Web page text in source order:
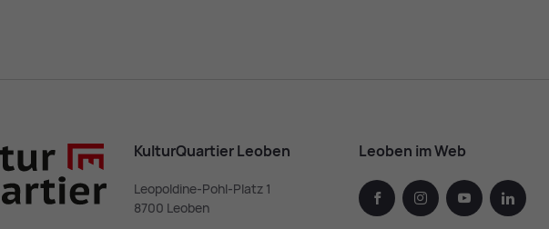
KulturQuartier Leoben
Leopoldine-Pohl-Platz 1
8700 Leoben
Leoben im Web
facebook instagramyoutube